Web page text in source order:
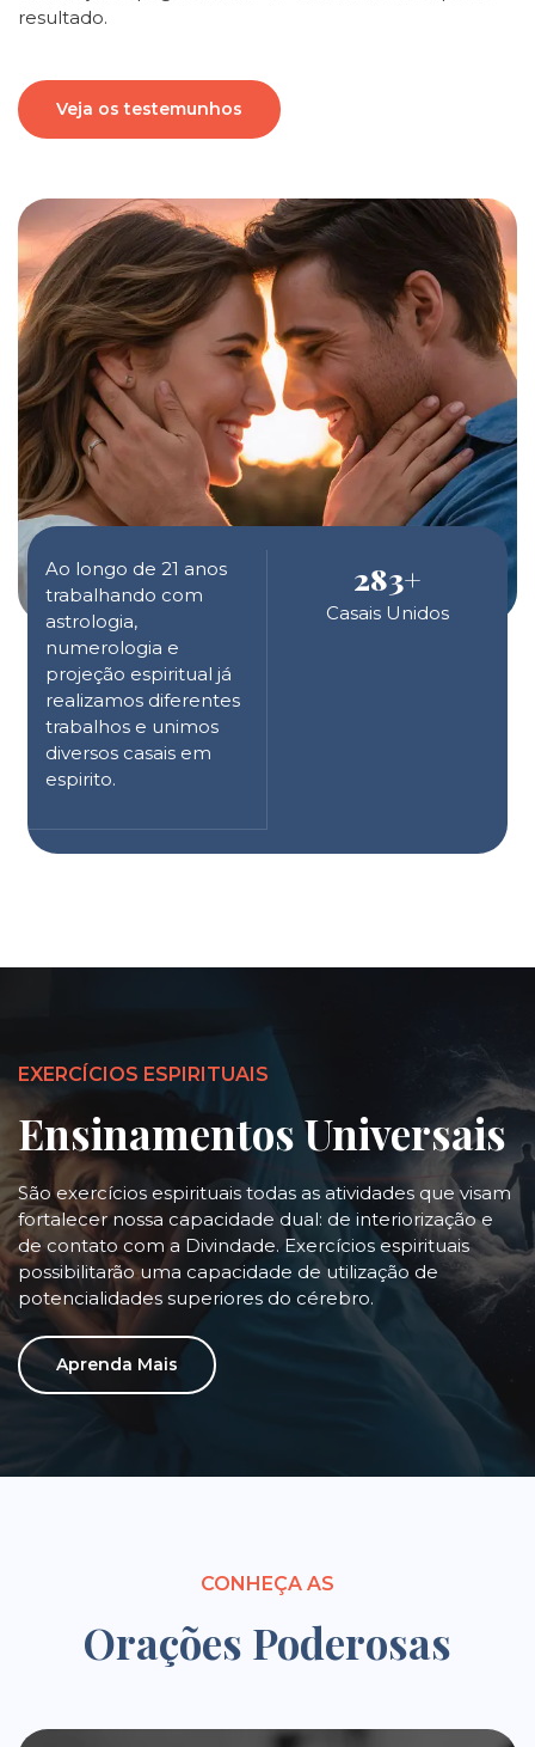
Ao longo de 21 anos
trabalhando com
astrologia,
numerologia e
projeção espiritual já
realizamos diferentes
trabalhos e unimos
diversos casais em
espirito.
283+
Casais Unidos
resultado.
Veja os testemunhos
EXERCÍCIOS ESPIRITUAIS
Ensinamentos Universais
São exercícios espirituais todas as atividades que visam
fortalecer nossa capacidade dual: de interiorização e
de contato com a Divindade. Exercícios espirituais
possibilitarão uma capacidade de utilização de
potencialidades superiores do cérebro.
Aprenda Mais
CONHEÇA AS
Orações Poderosas